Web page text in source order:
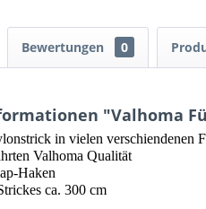
Bewertungen 0
"Valhoma
in vielen verschiendenen
Valhoma Qualität
Haken
ca. 300 cm